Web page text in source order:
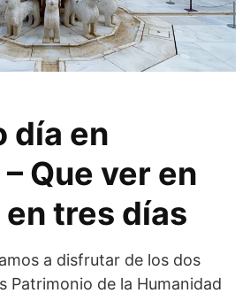
día en
Que ver en
en tres días
a disfrutar de los dos
Patrimonio de la Humanidad